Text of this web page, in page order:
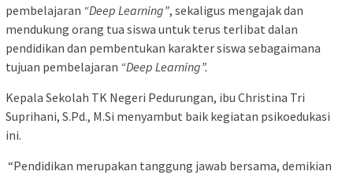
pembelajaran “Deep Learning”, sekaligus mengajak dan
mendukung orang tua siswa untuk terus terlibat dalan
pendidikan dan pembentukan karakter siswa sebagaimana
tujuan pembelajaran “Deep Learning”.
Kepala Sekolah TK Negeri Pedurungan, ibu Christina Tri
Suprihani, S.Pd., M.Si menyambut baik kegiatan psikoedukasi
ini.
“Pendidikan merupakan tanggung jawab bersama, demikian